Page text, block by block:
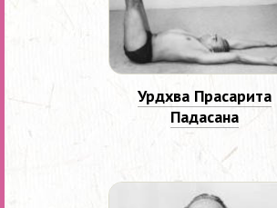
Урдхва Прасарита
Падасана